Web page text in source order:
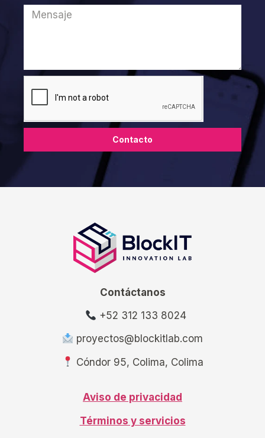
Contacto
Contáctanos
+52 312 133 8024
proyectos@blockitlab.com
Cóndor 95, Colima, Colima
Aviso de privacidad
Términos y servicios